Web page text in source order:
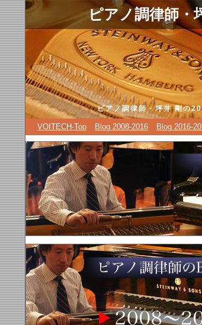
.
ピアノ調律師・
ピアノ調律師・坪井 剛の
VOITECH-Top Blog 2008-2016 Blog 2016-